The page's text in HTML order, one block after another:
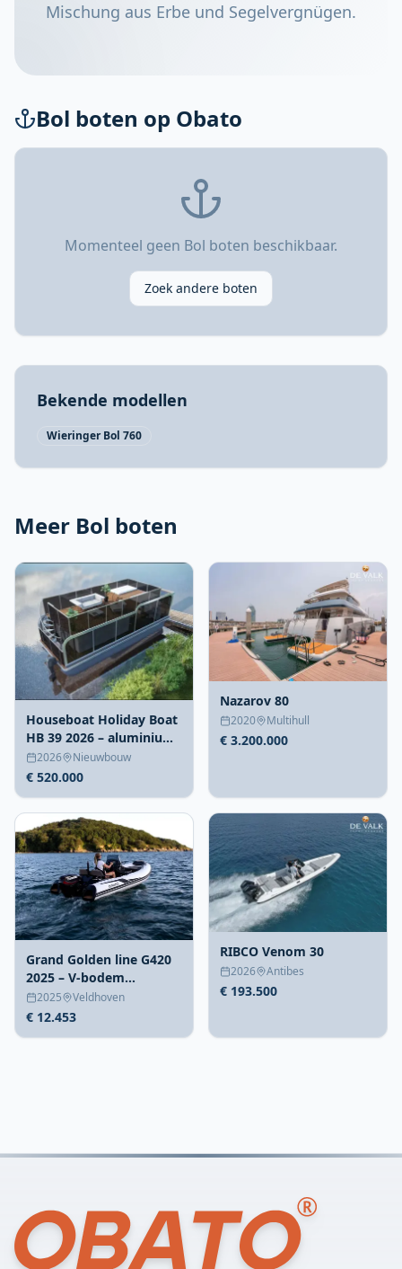
Mischung aus Erbe und Segelvergnügen.
Bol boten op Obato
Momenteel geen Bol boten beschikbaar.
Zoek andere boten
Bekende modellen
Wieringer Bol 760
Meer Bol boten
Houseboat Holiday Boat
HB 39 2026 – aluminium
catamaran nieuwbouw
2026 Nieuwbouw
€ 520.000
Nazarov 80
2020 Multihull
€ 3.200.000
Grand Golden line G420
2025 – V-bodem
rubberboot 4,2m
2025 Veldhoven
€ 12.453
RIBCO Venom 30
2026 Antibes
€ 193.500